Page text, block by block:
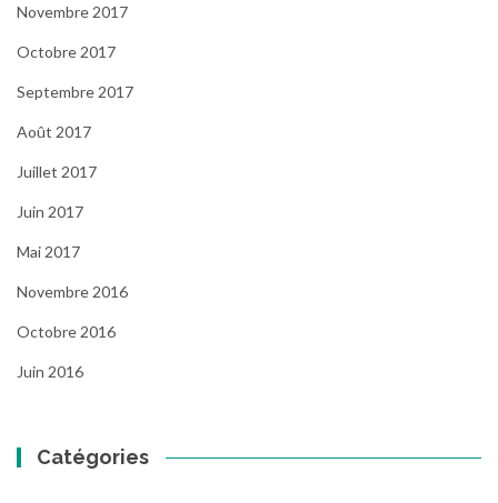
Novembre 2017
Octobre 2017
Septembre 2017
Août 2017
Juillet 2017
Juin 2017
Mai 2017
Novembre 2016
Octobre 2016
Juin 2016
Catégories